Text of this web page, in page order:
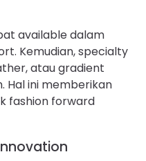
available dalam
Kemudian, specialty
atau gradient
Hal ini memberikan
fashion forward